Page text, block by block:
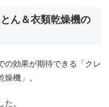
ん＆衣類乾燥機の
の効果が期待できる「クレ
機」。
。